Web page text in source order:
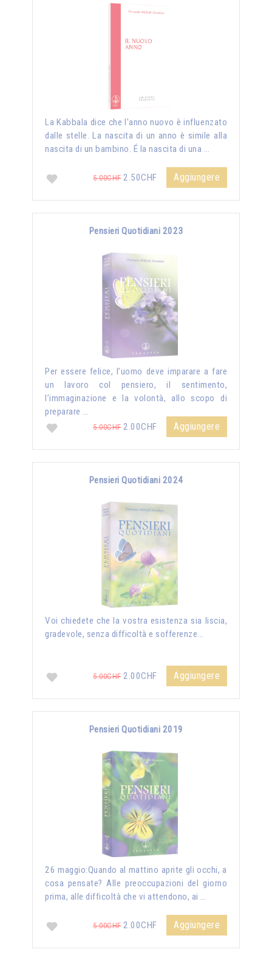
La Kabbala dice che l'anno nuovo è influenzato
dalle stelle. La nascita di un anno è simile alla
nascita di un bambino. É la nascita di una …
5.00CHF2.50CHF Aggiungere
Pensieri Quotidiani 2023
Per essere felice, l’uomo deve imparare a fare
un lavoro col pensiero, il sentimento,
l’immaginazione e la volontà, allo scopo di
preparare …
5.00CHF2.00CHF Aggiungere
Pensieri Quotidiani 2024
Voi chiedete che la vostra esistenza sia liscia,
gradevole, senza difficoltà e sofferenze...
5.00CHF2.00CHF Aggiungere
Pensieri Quotidiani 2019
26 maggio:Quando al mattino aprite gli occhi, a
cosa pensate? Alle preoccupazioni del giorno
prima, alle difficoltà che vi attendono, ai …
5.00CHF2.00CHF Aggiungere